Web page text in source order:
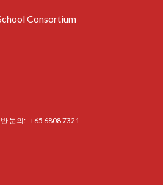
문의: +65 6808 7321